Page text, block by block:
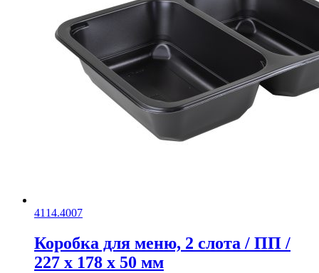
4114.4007
Коробка для меню, 2 слота / ПП /
227 x 178 x 50 мм